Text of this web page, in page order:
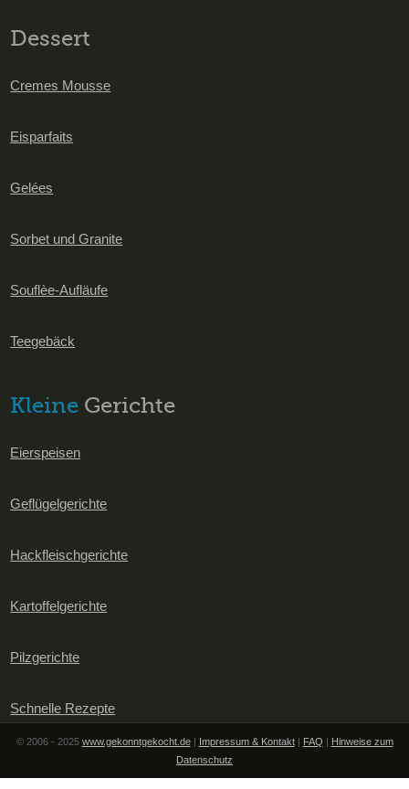
Dessert
Cremes Mousse
Eisparfaits
Gelées
Sorbet und Granite
Souflèe-Aufläufe
Teegebäck
Kleine Gerichte
Eierspeisen
Geflügelgerichte
Hackfleischgerichte
Kartoffelgerichte
Pilzgerichte
Schnelle Rezepte
© 2006 - 2025 www.gekonntgekocht.de| Impressum & Kontakt| FAQ | Hinweise zum
Datenschutz